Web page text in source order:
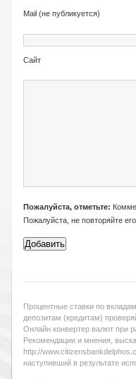
Mail (не публикуется)
Сайт
Пожалуйста, отметьте:
Пожалуйста, не повторяйте
Процентные ставки по
депозитам (кредитам)
Онлайн конвертер валют при
Рекомендации и мнения,
http://
наступивший в результате